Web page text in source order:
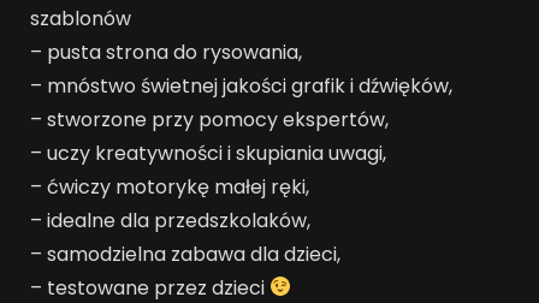
szablonów
– pusta strona do rysowania,
– mnóstwo świetnej jakości grafik i dźwięków,
– stworzone przy pomocy ekspertów,
– uczy kreatywności i skupiania uwagi,
– ćwiczy motorykę małej ręki,
– idealne dla przedszkolaków,
– samodzielna zabawa dla dzieci,
– testowane przez dzieci